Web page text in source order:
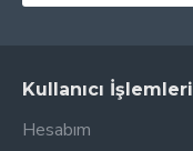
Kullanıcı İşlemleri
Hesabım